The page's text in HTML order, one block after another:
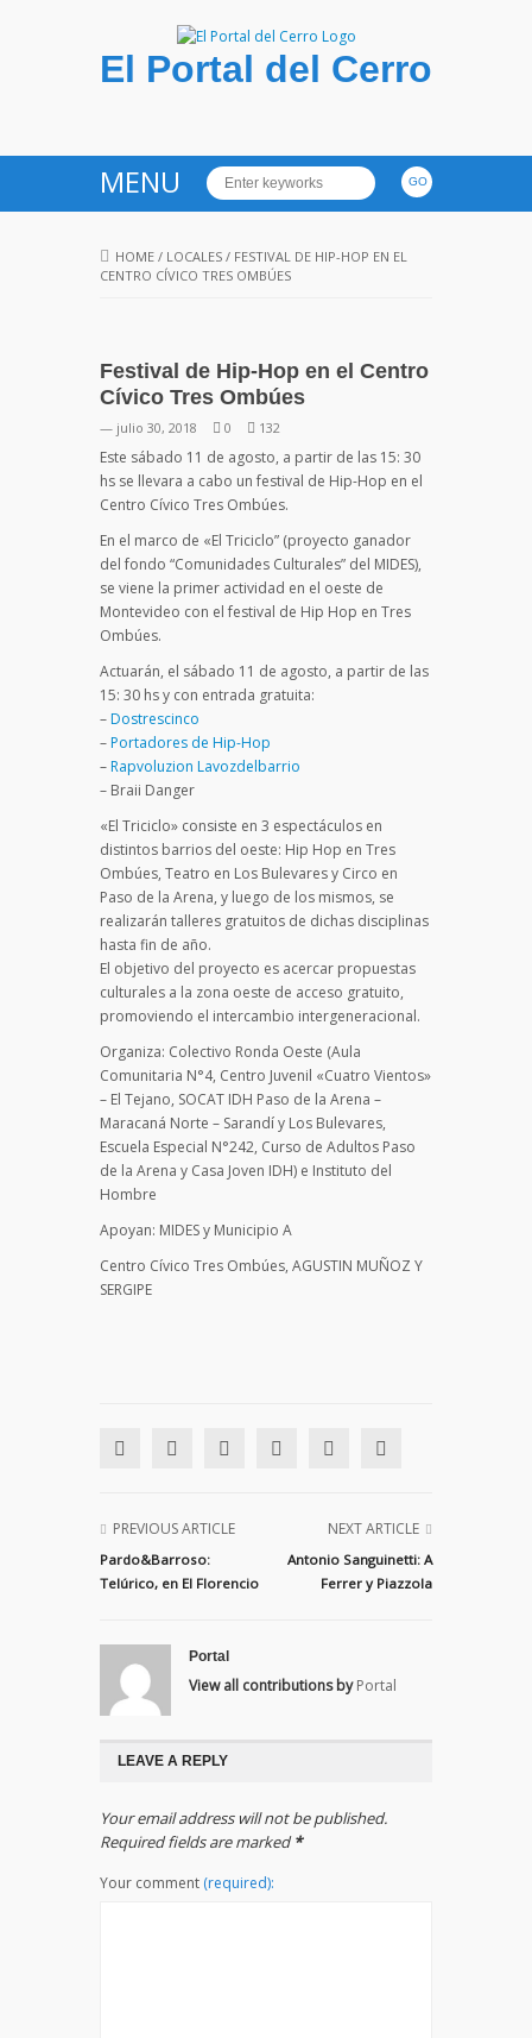
El Portal del Cerro
MENU
HOME / LOCALES / FESTIVAL DE HIP-HOP EN EL
CENTRO CÍVICO TRES OMBÚES
Festival de Hip-Hop en el Centro
Cívico Tres Ombúes
— julio 30, 2018 0 132
Este sábado 11 de agosto, a partir de las 15: 30
hs se llevara a cabo un festival de Hip-Hop en el
Centro Cívico Tres Ombúes.
En el marco de «El Triciclo” (proyecto ganador
del fondo “Comunidades Culturales” del MIDES),
se viene la primer actividad en el oeste de
Montevideo con el festival de Hip Hop en Tres
Ombúes.
Actuarán, el sábado 11 de agosto, a partir de las
15: 30 hs y con entrada gratuita:
–Dostrescinco
–Portadores de Hip-Hop
–Rapvoluzion Lavozdelbarrio
– Braii Danger
«El Triciclo» consiste en 3 espectáculos en
distintos barrios del oeste: Hip Hop en Tres
Ombúes, Teatro en Los Bulevares y Circo en
Paso de la Arena, y luego de los mismos, se
realizarán talleres gratuitos de dichas disciplinas
hasta fin de año.
El objetivo del proyecto es acercar propuestas
culturales a la zona oeste de acceso gratuito,
promoviendo el intercambio intergeneracional.
Organiza: Colectivo Ronda Oeste (Aula
Comunitaria N°4, Centro Juvenil «Cuatro Vientos»
– El Tejano, SOCAT IDH Paso de la Arena –
Maracaná Norte – Sarandí y Los Bulevares,
Escuela Especial N°242, Curso de Adultos Paso
de la Arena y Casa Joven IDH) e Instituto del
Hombre
Apoyan: MIDES y Municipio A
Centro Cívico Tres Ombúes, AGUSTIN MUÑOZ Y
SERGIPE
PREVIOUS ARTICLE
Pardo&Barroso:
Telúrico, en El Florencio
NEXT ARTICLE
Antonio Sanguinetti: A
Ferrer y Piazzola
Portal
View all contributions by Portal
LEAVE A REPLY
Your email address will not be published.
Required fields are marked*
Your comment (required):